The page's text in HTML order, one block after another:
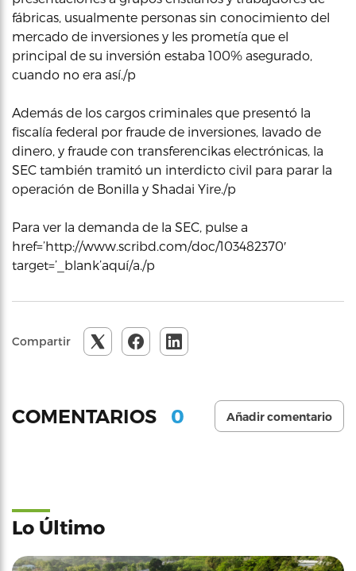
fábricas, usualmente personas sin conocimiento del
mercado de inversiones y les prometía que el
principal de su inversión estaba 100% asegurado,
cuando no era así./p
Además de los cargos criminales que presentó la
fiscalía federal por fraude de inversiones, lavado de
dinero, y fraude con transferencikas electrónicas, la
SEC también tramitó un interdicto civil para parar la
operación de Bonilla y Shadai Yire./p
Para ver la demanda de la SEC, pulse a
href=’http://www.scribd.com/doc/103482370′
target=’_blank’aquí/a./p
Compartir
COMENTARIOS 0 Añadir comentario
Lo Último